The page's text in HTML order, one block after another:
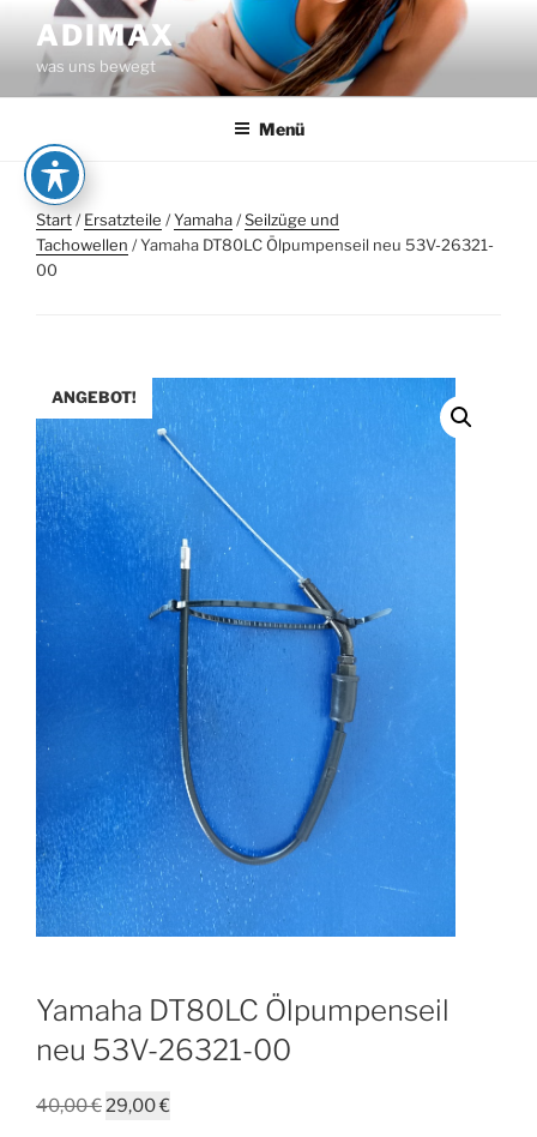
Inhalt
springen
ADIMAX
was uns bewegt
Menü
Start/Ersatzteile /Yamaha/Seilzüge und
Tachowellen / Yamaha DT80LC Ölpumpenseil neu 53V-26321-
00
ANGEBOT!
Yamaha DT80LC Ölpumpenseil
neu 53V-26321-00
40,00€ Ursprünglicher
29,00€